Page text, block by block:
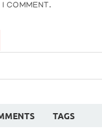
COMMENT.
TAGS